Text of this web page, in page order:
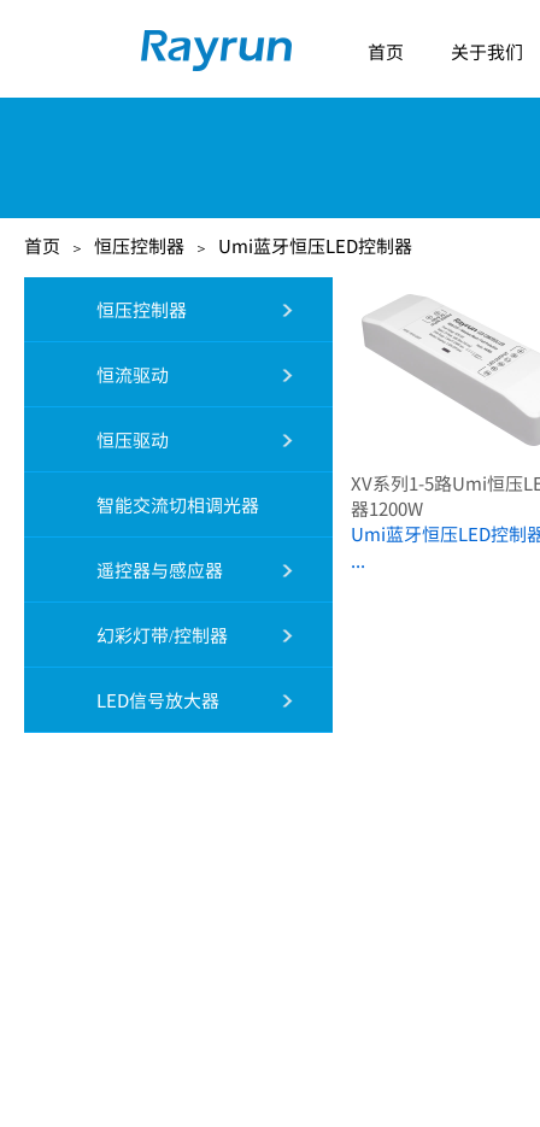
首页 关于我们
首页 ＞ 恒压控制器 ＞ Umi蓝牙恒压LED控制器
恒压控制器
恒流驱动
恒压驱动
智能交流切相调光器
遥控器与感应器
幻彩灯带/控制器
LED信号放大器
XV系列1-5路Umi恒压
器1200W
Umi蓝牙恒压LED控制
...